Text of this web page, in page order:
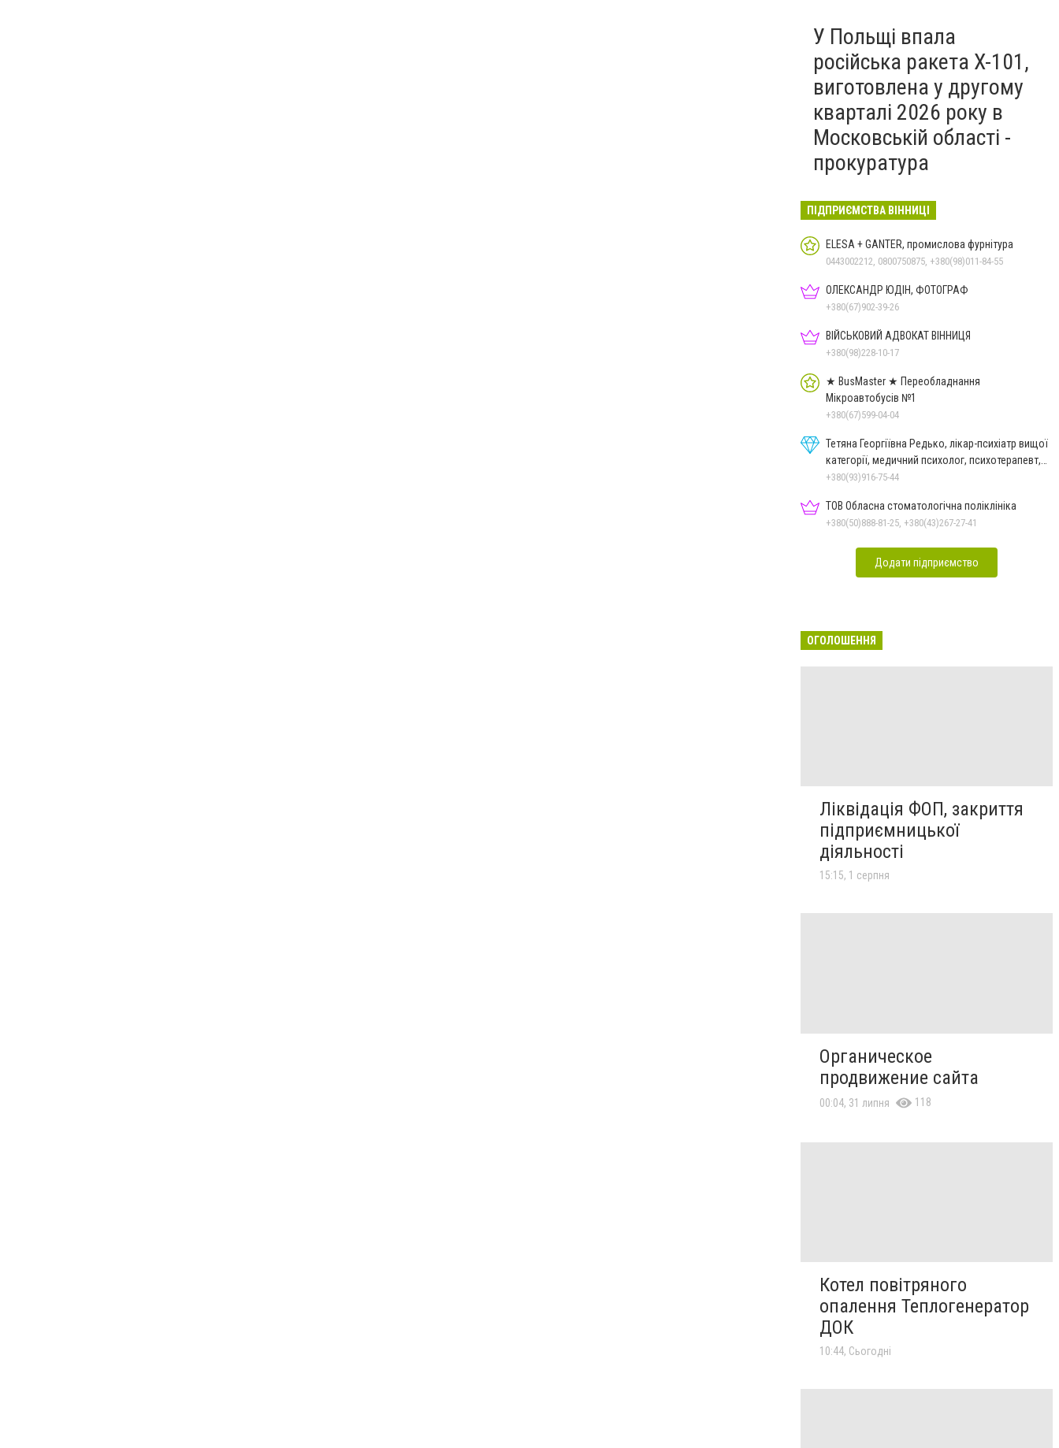
У Польщі впала
російська ракета X-101,
виготовлена у другому
кварталі 2026 року в
Московській області -
прокуратура
ПІДПРИЄМСТВА ВІННИЦІ
ELESA + GANTER, промислова фурнітура
0443002212, 0800750875, +380(98)011-84-55
ОЛЕКСАНДР ЮДІН, ФОТОГРАФ
+380(67)902-39-26
ВІЙСЬКОВИЙ АДВОКАТ ВІННИЦЯ
+380(98)228-10-17
★ BusMaster ★ Переобладнання
Мікроавтобусів №1
+380(67)599-04-04
Тетяна Георгіївна Редько, лікар-психіатр вищої
категорії, медичний психолог, психотерапевт,
гіпнолог
+380(93)916-75-44
ТОВ Обласна стоматологічна поліклініка
+380(50)888-81-25, +380(43)267-27-41
Додати підприємство
ОГОЛОШЕННЯ
Ліквідація ФОП, закриття
підприємницької
діяльності
15:15, 1 серпня
Органическое
продвижение сайта
00:04, 31 липня 118
Котел повітряного
опалення Теплогенератор
ДОК
10:44, Сьогодні